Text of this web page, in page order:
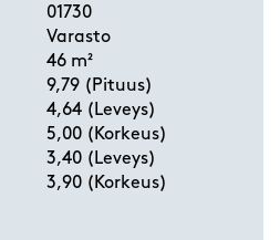
01730
Varasto
46 m²
9,79 (Pituus)
4,64 (Leveys)
5,00 (Korkeus)
3,40 (Leveys)
3,90 (Korkeus)